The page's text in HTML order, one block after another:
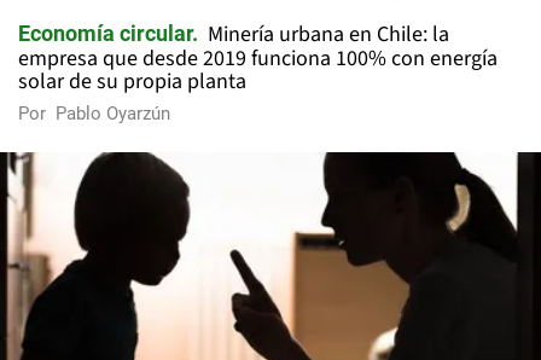
Economía circular
Minería urbana en Chile: la
empresa que desde 2019 funciona 100% con energía
solar de su propia planta
Por Pablo Oyarzún